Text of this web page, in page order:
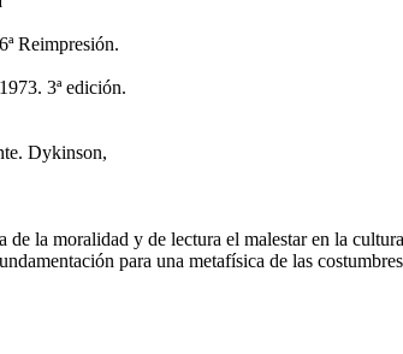
Reimpresión.
3ª edición.
Dykinson,
la moralidad y de lectura el malestar en la
para una metafísica de las costumbres